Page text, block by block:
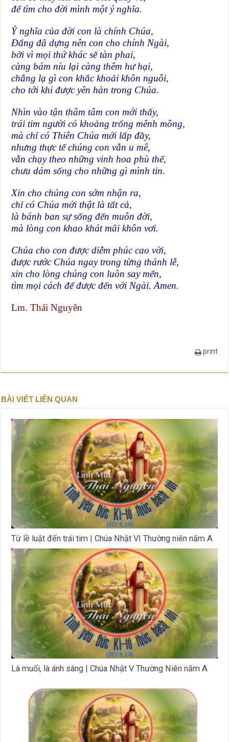
để tìm cho đời mình một ý nghĩa.
Ý nghĩa của đời con là chính Chúa,
Đấng đã dựng nên con cho chính Ngài,
bởi vì mọi thứ khác sẽ tàn phai,
càng bám níu lại càng thêm hư hại,
chẳng lạ gì con khắc khoải khôn nguôi,
cho tới khi được yên hàn trong Chúa.
Nhìn vào tận thâm tâm con mới thấy,
trái tim người có khoảng trống mênh mông,
mà chỉ có Thiên Chúa mới lấp đầy,
nhưng thực tế chúng con vẫn u mê,
vẫn chạy theo những vinh hoa phù thế,
chưa dám sống cho những gì mình tin.
Xin cho chúng con sớm nhận ra,
chỉ có Chúa mới thật là tất cả,
là bánh ban sự sống đến muôn đời,
mà lòng con khao khát mãi khôn vơi.
Chúa cho con được diễm phúc cao vời,
được rước Chúa ngay trong từng thánh lễ,
xin cho lòng chúng con luôn say mến,
tìm mọi cách để được đến với Ngài. Amen.
Lm. Thái Nguyên
print
BÀI VIẾT LIÊN QUAN
Từ lề luật đến trái tim | Chúa Nhật VI Thường niên năm A
Là muối, là ánh sáng | Chúa Nhật V Thường Niên năm A